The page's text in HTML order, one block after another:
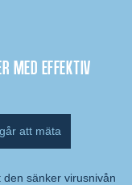
med effektiv
att mäta
sänker virusnivån